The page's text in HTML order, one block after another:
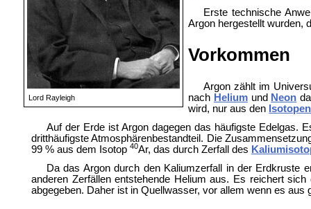
Lord Rayleigh
Erste technische
Argon hergestellt wurden,
Vorkommen
Argon zählt im
nach Heliumund Neon
wird, nur aus den Isotopen
Auf der Erde ist Argon dagegen das häufigste Edelgas.
dritthäufigste Atmosphärenbestandteil. Die
99 % aus dem Isotop 40Ar, das durch Zerfall des
Da das Argon durch den Kaliumzerfall in der Erdkruste
anderen Zerfällen entstehende Helium aus. Es reichert
abgegeben. Daher ist in Quellwasser, vor allem wenn es aus